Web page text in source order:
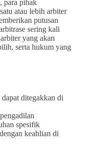
para pihak
atau lebih arbiter
putusan
sering kali
yang akan
serta hukum yang
ditegakkan di
spesifik
keahlian di